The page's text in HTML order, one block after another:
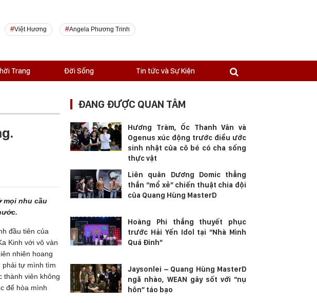
Việt Hương Angela Phương Trinh
Trang Đời Sống Tin tức và Sự Kiện
mọi nhu cầu
đầu tiên của
Kinh với vô vàn
nhiên hoang
phải tự mình tìm
thành viên không
để hòa mình
ĐANG ĐƯỢC QUAN TÂM
Hương Tràm, Ốc Thanh Vân và
Ogenus xúc động trước điều ước
sinh nhật của cô bé có cha sống
thực vật
Liên quân Dương Domic thẳng
thắn “mổ xẻ” chiến thuật chia đội
của Quang Hùng MasterD
Hoàng Phi thắng thuyết phục
trước Hải Yến Idol tại “Nhà Mình
Quá Đỉnh”
Jaysonlei – Quang Hùng MasterD
ngã nhào, WEAN gây sốt với “nụ
hôn” táo bạo